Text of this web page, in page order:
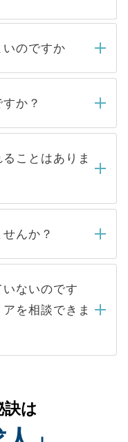
のですか
弊社担当者がご
メールもしくは
にはご連絡をせて
くお待ちくださ
か？
扱っている求人の
からご覧いただ
。非公開求人は
には公開してい
気のある医療機
募が殺到する場
に合った人材の
るケースが増え
ことはありま
は一切ありませ
内定をいただい
せん。内定先へ
ートナーが行い
。
んか？
はありませんの
イトからの登録
の個人情報は、
よび転職活動の
す。お預かりし
はご本人の許可
ついての厳密な
のみに付与され
ないのです
を相談できま
関の状況や紹介
なアドバイスを
にご転職をされ
訣は